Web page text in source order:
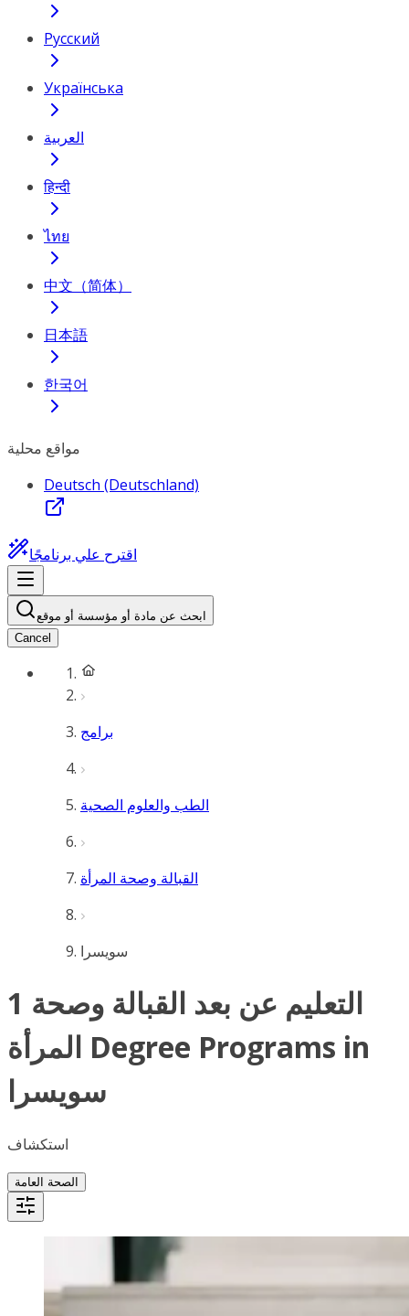
Русский
Українська
العربية
हिन्दी
ไทย
中文（简体）
日本語
한국어
مواقع محلية
Deutsch (Deutschland)
اقترح علي برنامجًا
ابحث عن مادة أو مؤسسة أو موقع
Cancel
برامج
الطب والعلوم الصحية
القبالة وصحة المرأة
سويسرا
1 التعليم عن بعد القبالة وصحة
المرأة Degree Programs in
سويسرا
استكشاف
الصحة العامة